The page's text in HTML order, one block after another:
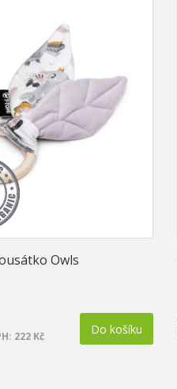
Owls
222 Kč Do košíku